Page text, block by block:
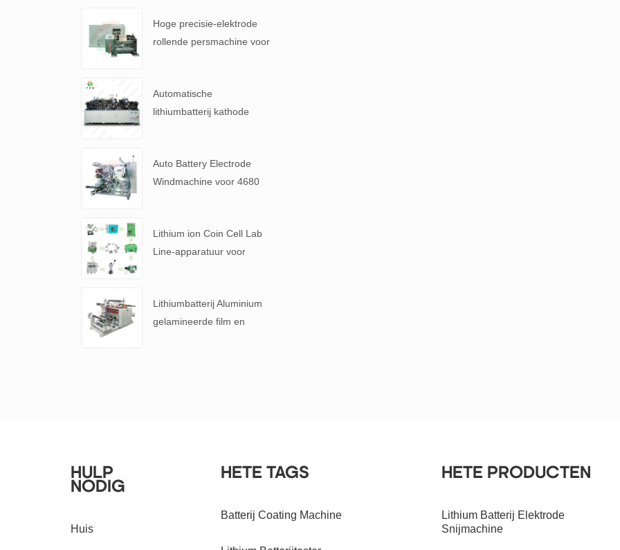
Hoge precisie-elektrode
rollende persmachine voor
Automatische
lithiumbatterij kathode
Auto Battery Electrode
Windmachine voor 4680
Lithium ion Coin Cell Lab
Line-apparatuur voor
Lithiumbatterij Aluminium
gelamineerde film en
HULP
NODIG
Huis
HETE TAGS
Batterij Coating Machine
HETE PRODUCTEN
Lithium Batterij Elektrode
Snijmachine